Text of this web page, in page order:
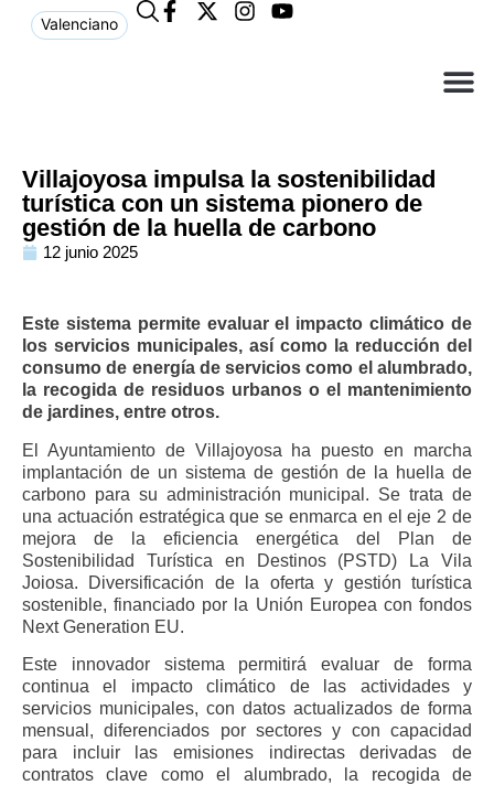
Valenciano
Villajoyosa impulsa la sostenibilidad
turística con un sistema pionero de
gestión de la huella de carbono
12 junio 2025
Este sistema permite evaluar el impacto climático de
los servicios municipales, así como la reducción del
consumo de energía de servicios como el alumbrado,
la recogida de residuos urbanos o el mantenimiento
de jardines, entre otros.
El Ayuntamiento de Villajoyosa ha puesto en marcha
implantación de un sistema de gestión de la huella de
carbono para su administración municipal. Se trata de
una actuación estratégica que se enmarca en el eje 2 de
mejora de la eficiencia energética del Plan de
Sostenibilidad Turística en Destinos (PSTD) La Vila
Joiosa. Diversificación de la oferta y gestión turística
sostenible, financiado por la Unión Europea con fondos
Next Generation EU.
Este innovador sistema permitirá evaluar de forma
continua el impacto climático de las actividades y
servicios municipales, con datos actualizados de forma
mensual, diferenciados por sectores y con capacidad
para incluir las emisiones indirectas derivadas de
contratos clave como el alumbrado, la recogida de